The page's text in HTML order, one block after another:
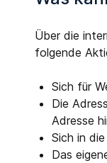
Über die
folgende
Sich für
Die
Adresse
Sich in
Das